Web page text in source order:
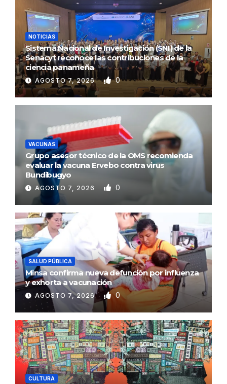
NOTICIAS
Sistema Nacional de Investigación (SNI) de la
Senacyt reconoce las contribuciones de la
ciencia panameña
AGOSTO 7, 2026 0
VACUNAS
Grupo asesor técnico de la OMS recomienda
evaluar la vacuna Ervebo contra virus
Bundibugyo
AGOSTO 7, 2026 0
SALUD PÚBLICA
Minsa confirma nueva defunción por influenza
y exhorta a vacunación
AGOSTO 7, 2026 0
CULTURA